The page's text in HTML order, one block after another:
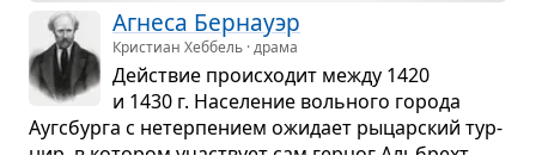
Агнеса Бер­науэр
Кристиан Хеббель · драма
Действие про­ис­хо­дит между 1420
и 1430 г. Насе­ле­ние воль­ного города
Аугс­бурга с нетер­пе­нием ожи­дает рыцар­ский тур­
нир, в кото­ром участ­вует сам гер­цог Аль­брехт